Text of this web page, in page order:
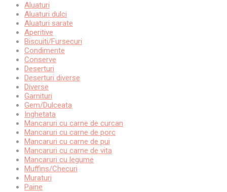
Aluaturi
Aluaturi dulci
Aluaturi sarate
Aperitive
Biscuiti/Fursecuri
Condimente
Conserve
Deserturi
Deserturi diverse
Diverse
Garnituri
Gem/Dulceata
Inghetata
Mancaruri cu carne de curcan
Mancaruri cu carne de porc
Mancaruri cu carne de pui
Mancaruri cu carne de vita
Mancaruri cu legume
Muffins/Checuri
Muraturi
Paine